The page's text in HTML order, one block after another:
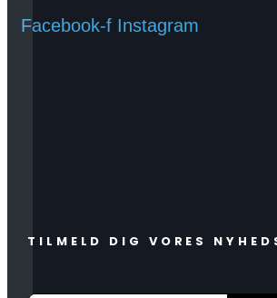
Facebook-f Instagram
TILMELD DIG VORES